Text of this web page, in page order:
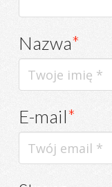
Nazwa*
E-mail*